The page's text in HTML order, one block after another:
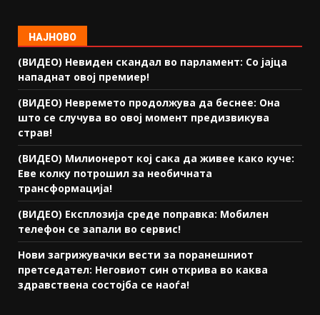
НАЈНОВО
(ВИДЕО) Невиден скандал во парламент: Со јајца
нападнат овој премиер!
(ВИДЕО) Невремето продолжува да беснее: Она
што се случува во овој момент предизвикува
страв!
(ВИДЕО) Милионерот кој сака да живее како куче:
Еве колку потрошил за необичната
трансформација!
(ВИДЕО) Експлозија среде поправка: Мобилен
телефон се запали во сервис!
Нови загрижувачки вести за поранешниот
претседател: Неговиот син открива во каква
здравствена состојба се наоѓа!